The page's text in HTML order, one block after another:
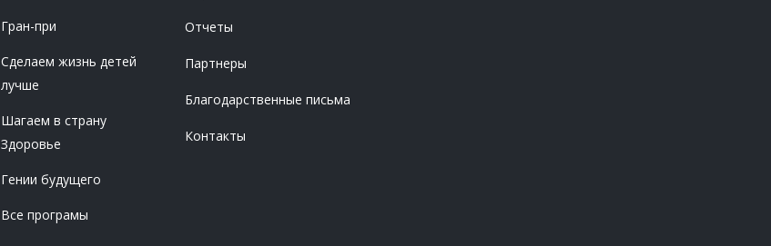
Гран-при
Сделаем жизнь детей
лучше
Шагаем в страну
Здоровье
Гении будущего
Все програмы
Отчеты
Партнеры
Благодарственные письма
Контакты